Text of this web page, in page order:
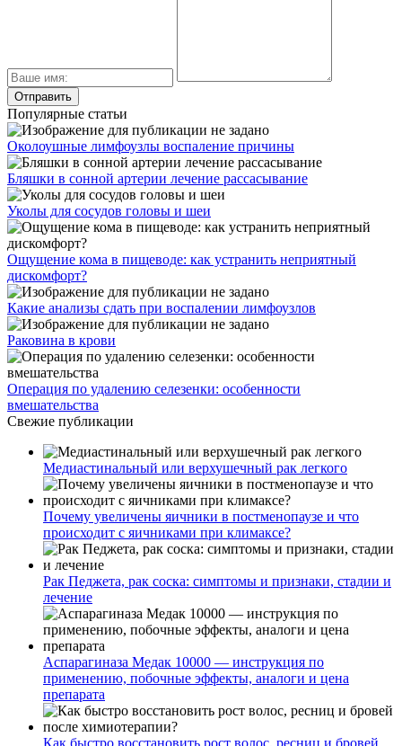
Популярные статьи
Околоушные лимфоузлы воспаление причины
Бляшки в сонной артерии лечение рассасывание
Уколы для сосудов головы и шеи
Ощущение кома в пищеводе: как устранить неприятный
дискомфорт?
Какие анализы сдать при воспалении лимфоузлов
Раковина в крови
Операция по удалению селезенки: особенности
вмешательства
Свежие публикации
Медиастинальный или верхушечный рак легкого
Почему увеличены яичники в постменопаузе и что
происходит с яичниками при климаксе?
Рак Педжета, рак соска: симптомы и признаки, стадии и
лечение
Аспарагиназа Медак 10000 — инструкция по
применению, побочные эффекты, аналоги и цена
препарата
Как быстро восстановить рост волос, ресниц и бровей